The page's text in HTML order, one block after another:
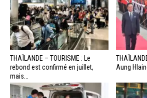
THAÏLANDE – TOURISME : Le
rebond est confirmé en juillet,
mais...
Aung